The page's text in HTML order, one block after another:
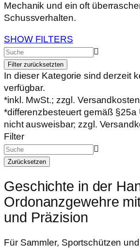
Mechanik und ein oft
Schussverhalten.
SHOW FILTERS
Filter zurücksetzten
In dieser Kategorie sind derzeit
verfügbar.
*inkl. MwSt.; zzgl. Versandkosten
*differenzbesteuert gemäß §25a
nicht ausweisbar; zzgl.
Filter
Zurücksetzen
Geschichte in der
Ordonanzgewehre
und Präzision
Für Sammler, Sportschützen